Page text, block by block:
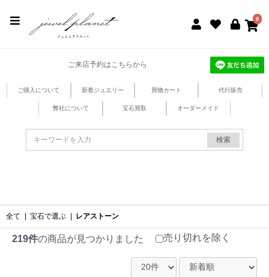
0
ご来店予約はこちらから
ご購入について 新着ジュエリー 買物カート 代行販売
弊社について 宝石買取 オーダーメイド
検索
全て 宝石で選ぶ レアストーン
219件の商品が見つかりました 売り切れを除く